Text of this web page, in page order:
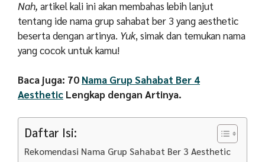
Nah, artikel kali ini akan membahas lebih lanjut
tentang ide nama grup sahabat ber 3 yang aesthetic
beserta dengan artinya. Yuk, simak dan temukan nama
yang cocok untuk kamu!
Baca juga: 70 Nama Grup Sahabat Ber 4
Aesthetic Lengkap dengan Artinya.
Daftar Isi:
Rekomendasi Nama Grup Sahabat Ber 3 Aesthetic